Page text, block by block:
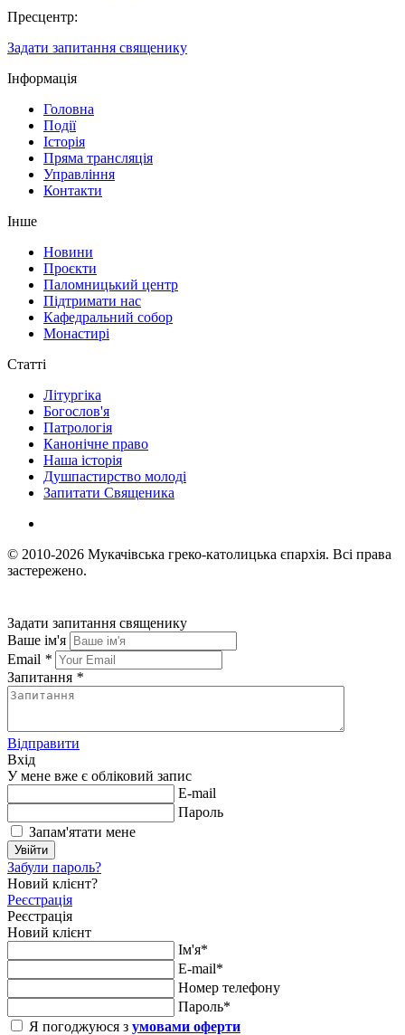
Пресцентр:
Задати запитання священику
Інформація
Головна
Події
Історія
Пряма трансляція
Управління
Контакти
Інше
Новини
Проєкти
Паломницький центр
Підтримати нас
Кафедральний собор
Монастирі
Статті
Літургіка
Богослов'я
Патрологія
Канонічне право
Наша історія
Душпастирство молоді
Запитати Священика
© 2010-2026 Мукачівська греко-католицька єпархія. Всі права
застережено.
Задати запитання священику
Ваше ім'я
Email *
Запитання *
Відправити
Вхід
У мене вже є обліковий запис
E-mail
Пароль
Запам'ятати мене
Увійти
Забули пароль?
Новий клієнт?
Реєстрація
Реєстрація
Новий клієнт
Ім'я*
E-mail*
Номер телефону
Пароль*
Я погоджуюся з умовами оферти